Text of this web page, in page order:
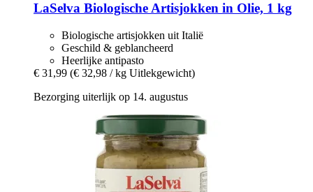
LaSelva Biologische Artisjokken in Olie, 1 kg
Biologische artisjokken uit Italië
Geschild & geblancheerd
Heerlijke antipasto
€ 31,99 (€ 32,98 / kg Uitlekgewicht)
Bezorging uiterlijk op 14. augustus